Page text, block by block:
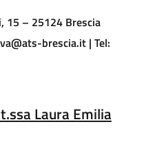
15 – 25124 Brescia
brescia.it | Tel:
Laura Emilia